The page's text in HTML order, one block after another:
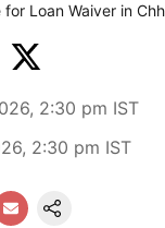
Loan Waiver in
2:30 pm IST
2:30 pm IST